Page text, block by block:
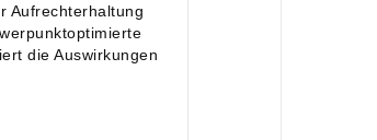
Aufrechterhaltung
die Auswirkungen